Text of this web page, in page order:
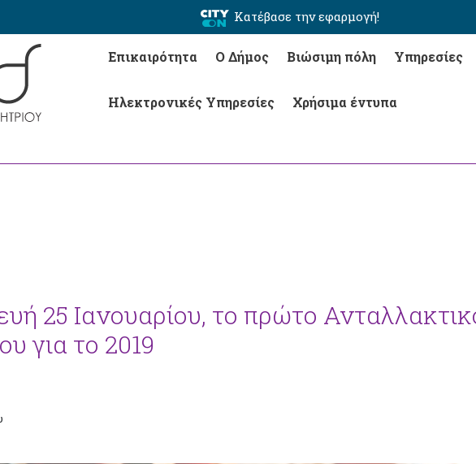
Κατέβασε την εφαρμογή!
Επικαιρότητα Ο Δήμος Βιώσιμη πόλη Υπηρεσίες
Ηλεκτρονικές Υπηρεσίες Χρήσιμα έντυπα
25 Ιανουαρίου, το πρώτο
για το 2019